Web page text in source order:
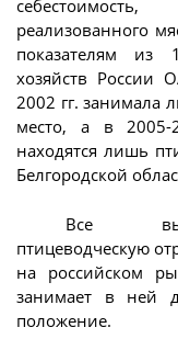
реализованного
показателям из
хозяйств России
2002 гг. занимала
место, а в 2005-
находятся лишь
Белгородской
Все
птицеводческую
на российском
занимает в ней
положение.